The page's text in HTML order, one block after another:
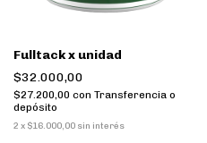
Fulltack x unidad
$32.000,00
$27.200,00 con Transferencia o
depósito
2 x $16.000,00 sin interés